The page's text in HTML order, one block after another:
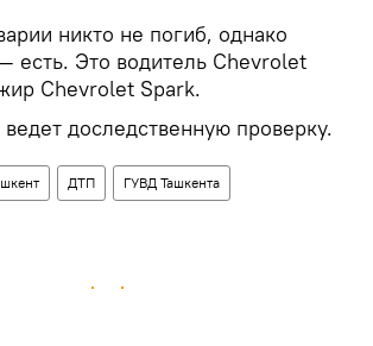
никто не погиб, однако
есть. Это водитель Chevrolet
Chevrolet Spark.
доследственную проверку.
ДТП ГУВД Ташкента